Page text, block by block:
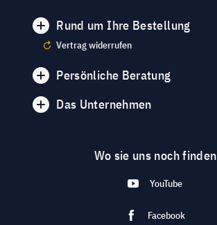
Rund um Ihre Bestellung
Vertrag widerrufen
Persönliche Beratung
Das Unternehmen
Wo sie uns noch finden
YouTube
Facebook